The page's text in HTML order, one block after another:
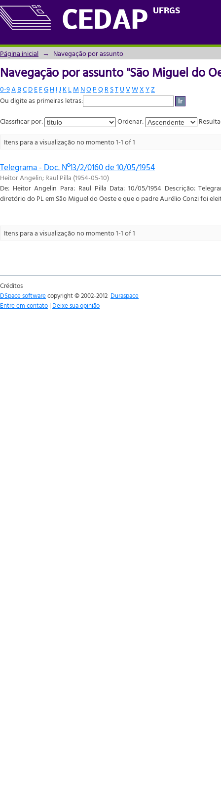
CEDAP UFRGS
Navegação por assunto "São Miguel do
Página inicial → Navegação por assunto
Navegação por assunto "São Miguel do
0-9ABCDEFGH IJ KLM NOPQRSTUVWXYZ
Ou digite as primeiras letras:
Classificar por:
Ordenar:
Itens para a visualização no momento 1-1 of 1
Telegrama - Doc. Nº13/2/0160 de 10/05/1954
Heitor Angelin;Raul Pilla (1954-05-10)
De: Heitor Angelin Para: Raul Pilla Data: 10/05/1954 Descrição:
diretório do PL em São Miguel do Oeste e que o padre Aurélio Conzi foi
Itens para a visualização no momento 1-1 of 1
Créditos
DSpace softwarecopyright © 2002-2012 Duraspace
Entre em contato | Deixe sua opinião